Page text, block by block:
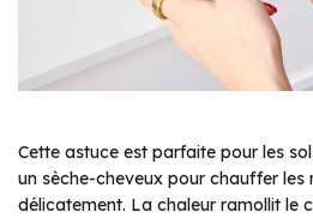
Cette astuce est parfaite pour les
un sèche-cheveux pour chauffer les
délicatement. La chaleur ramollit le